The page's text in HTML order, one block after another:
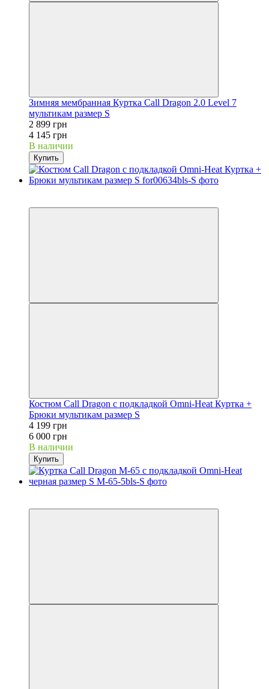
Зимняя мембранная Куртка Call Dragon 2.0 Level 7
мультикам размер S
2 899 грн
4 145 грн
В наличии
Купить
Костюм Call Dragon с подкладкой Omni-Heat Куртка +
Брюки мультикам размер S
4 199 грн
6 000 грн
В наличии
Купить